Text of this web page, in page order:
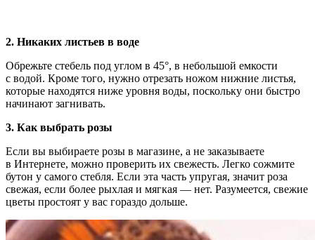
2. Никаких листьев в воде
Обрежьте стебель под углом в 45°, в небольшой емкости
с водой. Кроме того, нужно отрезать ножом нижние листья,
которые находятся ниже уровня воды, поскольку они быстро
начинают загнивать.
3. Как выбрать розы
Если вы выбираете розы в магазине, а не заказываете
в Интернете, можно проверить их свежесть. Легко сожмите
бутон у самого стебля. Если эта часть упругая, значит роза
свежая, если более рыхлая и мягкая — нет. Разумеется, свежие
цветы простоят у вас гораздо дольше.